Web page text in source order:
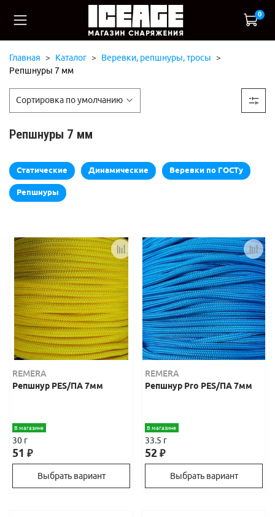
0
Главная Каталог
Веревки, репшнуры, тросы
Репшнуры 7 мм
Репшнуры 7 мм
Статические Динамические Веревки по ГОСТу
Репшнуры
REMERA
Репшнур PES/ПА 7мм
В магазине
30 г
51₽
Выбрать вариант
REMERA
Репшнур Pro PES/ПА 7мм
В магазине
33.5 г
52₽
Выбрать вариант